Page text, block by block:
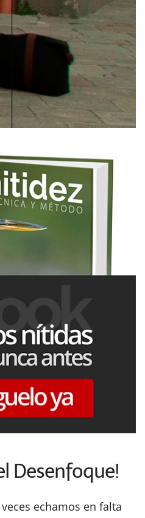
Desenfoque!
echamos en falta